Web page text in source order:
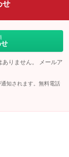
せ
りません。 メールア
知されます。無料電話